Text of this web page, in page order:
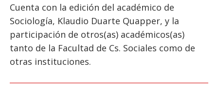
Cuenta con la edición del académico de
Sociología, Klaudio Duarte Quapper, y la
participación de otros(as) académicos(as)
tanto de la Facultad de Cs. Sociales como de
otras instituciones.